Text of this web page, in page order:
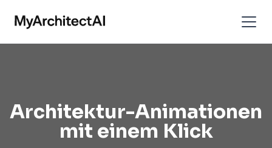
Architektur-Animationen
mit einem Klick